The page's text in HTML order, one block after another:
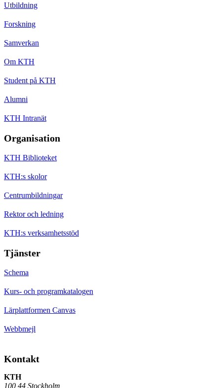
Utbildning
Forskning
Samverkan
Om KTH
Student på KTH
Alumni
KTH Intranät
Organisation
KTH Biblioteket
KTH:s skolor
Centrumbildningar
Rektor och ledning
KTH:s verksamhetsstöd
Tjänster
Schema
Kurs- och programkatalogen
Lärplattformen Canvas
Webbmejl
Kontakt
KTH
100 44 Stockholm